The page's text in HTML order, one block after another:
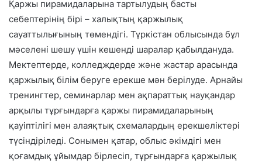
Қаржы пирамидаларына тартылудың басты
себептерінің бірі – халықтың қаржылық
сауаттылығының төмендігі. Түркістан облысында бұл
мәселені шешу үшін кешенді шаралар қабылдануда.
Мектептерде, колледждерде және жастар арасында
қаржылық білім беруге ерекше мән берілуде. Арнайы
тренингтер, семинарлар мен ақпараттық науқандар
арқылы тұрғындарға қаржы пирамидаларының
қауіптілігі мен алаяқтық схемалардың ерекшеліктері
түсіндіріледі. Сонымен қатар, облыс әкімдігі мен
қоғамдық ұйымдар бірлесіп, тұрғындарға қаржылық